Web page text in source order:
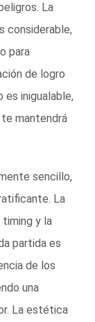
La
considerable,
para
de logro
es inigualable,
mantendrá
sencillo,
La
y la
partida es
de los
una
La estética